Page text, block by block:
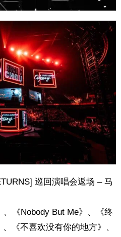
巡回演唱会返场 – 马
、《Nobody But Me》、《终
《不喜欢没有你的地方》、